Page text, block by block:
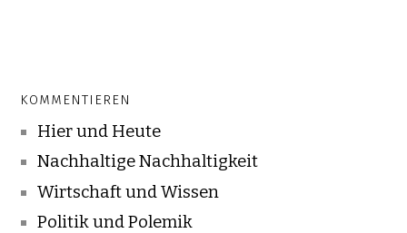
KOMMENTIEREN
Hier und Heute
Nachhaltige Nachhaltigkeit
Wirtschaft und Wissen
Politik und Polemik